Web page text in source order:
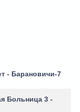
- Барановичи-7
Больница 3 -